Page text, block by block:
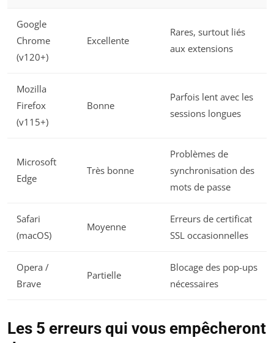
Google
Chrome
(v120+)
Excellente
Rares, surtout liés
aux extensions
Mozilla
Firefox
(v115+)
Bonne
Parfois lent avec les
sessions longues
Microsoft
Edge
Très bonne
Problèmes de
synchronisation des
mots de passe
Safari
(macOS)
Moyenne
Erreurs de certificat
SSL occasionnelles
Opera /
Brave
Partielle
Blocage des pop-ups
nécessaires
Les 5 erreurs qui vous empêcheront